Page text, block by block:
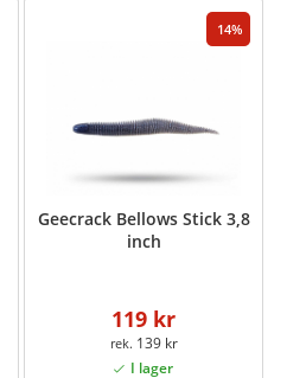
14
Geecrack Bellows Stick 3,8
inch
119 kr
139 kr